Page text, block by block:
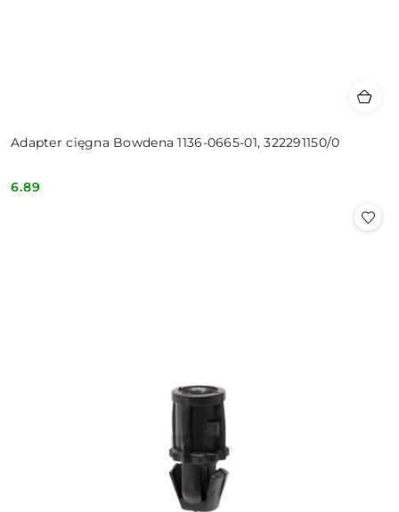
Adapter cięgna Bowdena 1136-0665-01, 322291150/0
Cena:
6.89